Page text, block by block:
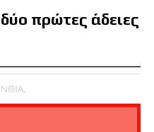
πρώτες άδειες